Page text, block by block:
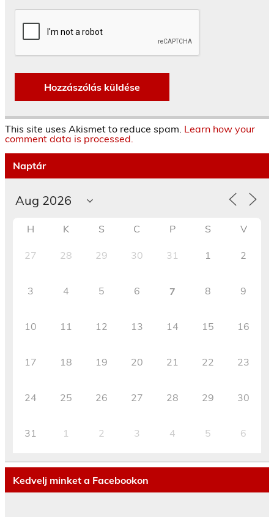
This site uses Akismet to reduce spam. Learn how your
comment data is processed.
Naptár
H K S C P S V
27 28 29 30 31 1 2
3 4 5 6 7 8 9
10 11 12 13 14 15 16
17 18 19 20 21 22 23
24 25 26 27 28 29 30
31 1 2 3 4 5 6
Kedvelj minket a Facebookon